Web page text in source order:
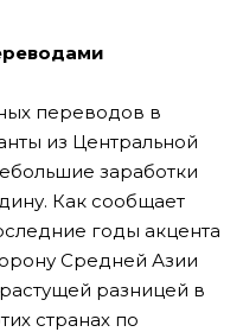
переводов в
из Центральной
заработки
Как сообщает
годы акцента
Средней Азии
разницей в
странах по